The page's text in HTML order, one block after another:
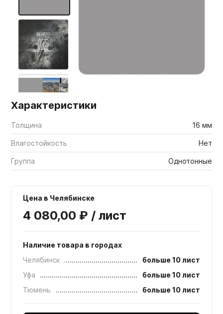
Мебельные образцы, каталоги
Характеристики
Толщина 16 мм
Влагостойкость Нет
Группа Однотонные
Цена в Челябинске
4 080,00 ₽ / лист
Наличие товара в городах
Челябинск
больше 10 лист
Уфа
больше 10 лист
Тюмень
больше 10 лист